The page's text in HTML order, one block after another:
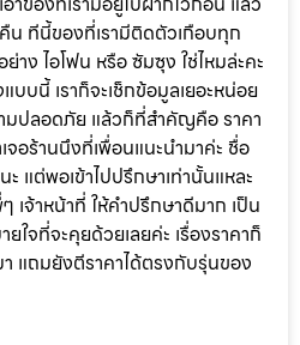
น ทีนี้ของที่เรามีติดตัวเกือบทุก
ง ไอโฟน หรือ ซัมซุง ใช่ไหมล่ะคะ
บบนี้ เราก็จะเช็กข้อมูลเยอะหน่อย
มปลอดภัย แล้วก็ที่สำคัญคือ ราคา
อร้านนึงที่เพื่อนแนะนำมาค่ะ ชื่อ
แต่พอเข้าไปปรึกษาเท่านั้นแหละ
เจ้าหน้าที่ ให้คำปรึกษาดีมาก เป็น
ยใจที่จะคุยด้วยเลยค่ะ เรื่องราคาก็
า แถมยังตีราคาได้ตรงกับรุ่นของ